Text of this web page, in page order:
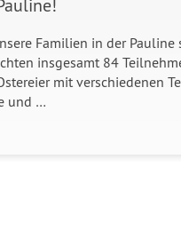
Familien in der Pauline
insgesamt 84
mit verschiedenen
und …